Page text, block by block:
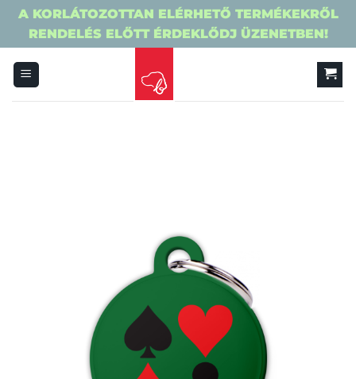
A KORLÁTOZOTTAN ELÉRHETŐ TERMÉKEKRŐL
RENDELÉS ELŐTT ÉRDEKLŐDJ ÜZENETBEN!